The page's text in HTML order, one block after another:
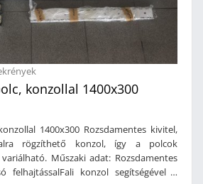
konzollal 1400x300
1400x300 Rozsdamentes kivitel,
rögzíthető konzol, így a polcok
Műszaki adat: Rozsdamentes
felhajtássalFali konzol segítségével a